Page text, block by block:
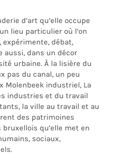
d’art qu’elle occupe
lieu particulier où l’on
expérimente, débat,
aussi, dans un décor
urbaine. À la lisière du
pas du canal, un peu
Molenbeek industriel, La
industries et du travail
la ville au travail et au
des patrimoines
qu’elle met en
sociaux,